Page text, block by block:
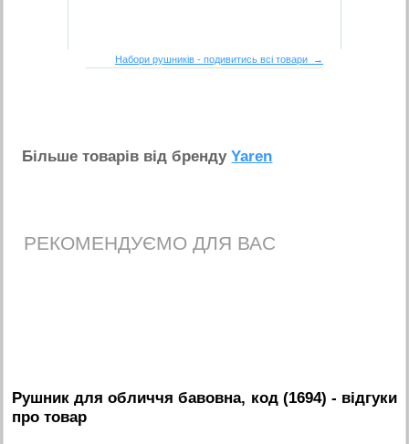
Набори рушників - подивитись всі товари →
Бiльше товарiв вiд брендуYaren
РЕКОМЕНДУЄМО ДЛЯ ВАС
Рушник для обличчя бавовна, код (1694) - вiдгуки
про товар